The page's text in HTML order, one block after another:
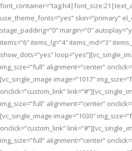
use_theme_fonts=”yes” skin=”primary”
stage_padding=”0″ margin=”0″
items=”6″ items_lg=”4″ items_md=”3″
show_dots=”yes”
img_size=”full” alignment=”center”
[vc_single_image image=”1017″
onclick=”custom_link”
img_size=”full” alignment=”center”
[vc_single_image image=”1030″
onclick=”custom_link”
img_size=”full” alignment=”center”